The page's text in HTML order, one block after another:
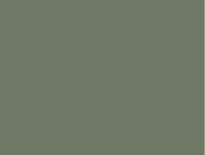
hofbauernhof/
www.facebook.com/